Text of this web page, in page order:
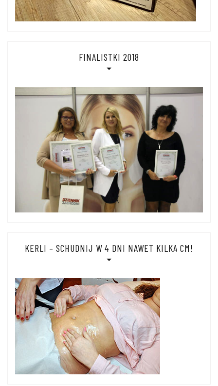
FINALISTKI 2018
KERLI – SCHUDNIJ W 4 DNI NAWET KILKA CM!